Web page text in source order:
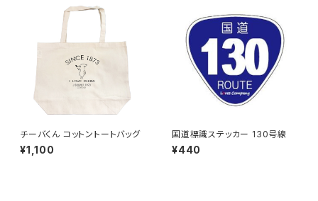
チーバくん コットントートバッグ
¥1,100
国道標識ステッカー 130号線
¥440